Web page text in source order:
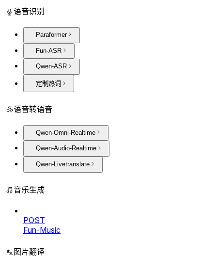
语音识别
Paraformer
Fun-ASR
Qwen-ASR
定制热词
语音转语音
Qwen-Omni-Realtime
Qwen-Audio-Realtime
Qwen-Livetranslate
音乐生成
POST
Fun-Music
图片翻译